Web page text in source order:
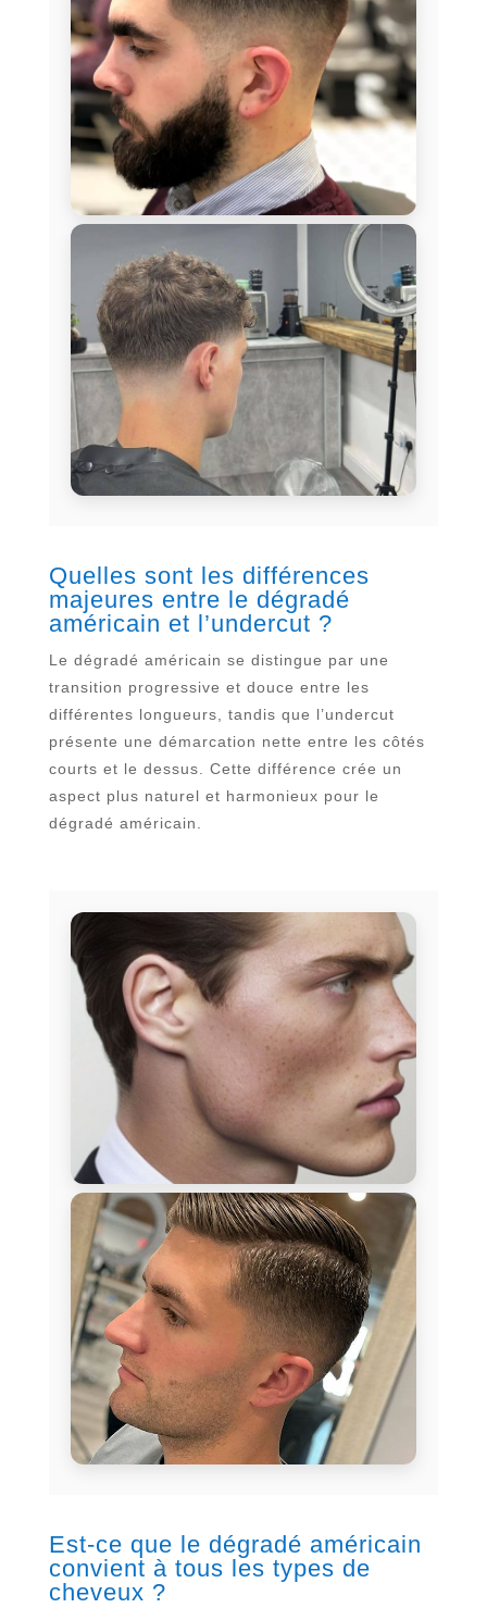
Quelles sont les différences
majeures entre le dégradé
américain et l’undercut ?
Le dégradé américain se distingue par une
transition progressive et douce entre les
différentes longueurs, tandis que l’undercut
présente une démarcation nette entre les côtés
courts et le dessus. Cette différence crée un
aspect plus naturel et harmonieux pour le
dégradé américain.
Est-ce que le dégradé américain
convient à tous les types de
cheveux ?